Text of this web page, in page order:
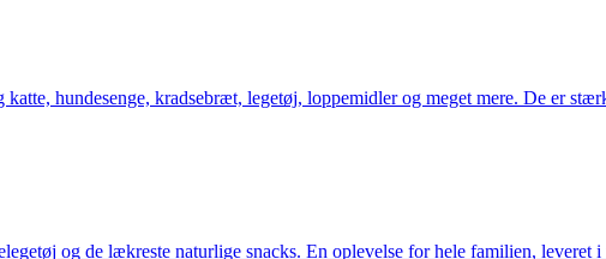
hundesenge, kradsebræt, legetøj, loppemidler og meget mere. De er
og de lækreste naturlige snacks. En oplevelse for hele familien,